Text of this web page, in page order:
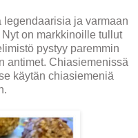
ja varmaan
on markkinoille tullut
pystyy paremmin
antimet. Chiasiemenissä
käytän chiasiemeniä